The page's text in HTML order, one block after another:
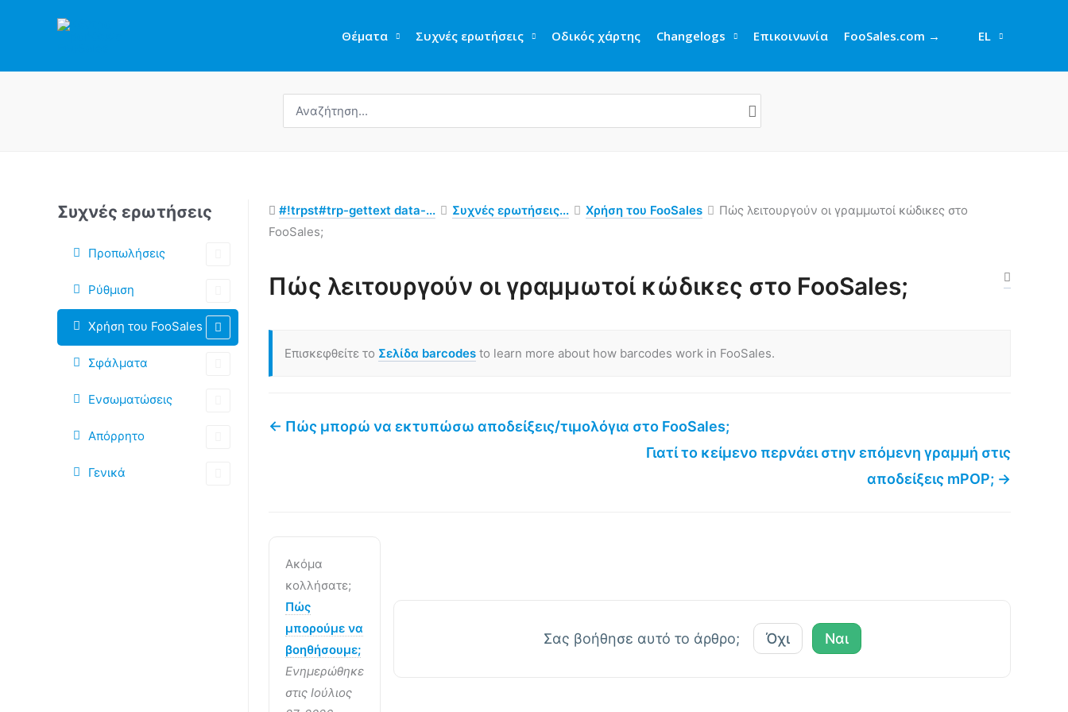
Θέματα Συχνές ερωτήσεις Οδικός χάρτης Changelogs Επικοινωνία FooSales.com → EL
για:
Συχνές ερωτήσεις
Προπωλήσεις
Ρύθμιση
Χρήση του FooSales
Σφάλματα
Ενσωματώσεις
Απόρρητο
Γενικά
#!trpst#trp-gettext data-... Συχνές ερωτήσεις... Χρήση του FooSales
Πώς λειτουργούν οι γραμμωτοί κώδικες στο
FooSales;
Πώς λειτουργούν οι γραμμωτοί κώδικες στο FooSales;
Επισκεφθείτε το Σελίδα barcodes to learn more about how barcodes work in FooSales.
στο
Doc
← Πώς μπορώ να εκτυπώσω αποδείξεις/τιμολόγια στο FooSales;
Γιατί το κείμενο περνάει στην επόμενη γραμμή στις
αποδείξεις mPOP; →
Ακόμα
κολλήσατε;
Πώς
μπορούμε να
βοηθήσουμε;
Ενημερώθηκε
στις Ιούλιος
Σας βοήθησε αυτό το άρθρο; Όχι Ναι